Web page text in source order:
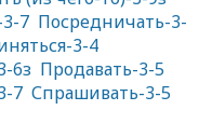
7 Посредничать-3-
3-4
6з Продавать-3-5
7 Спрашивать-3-5